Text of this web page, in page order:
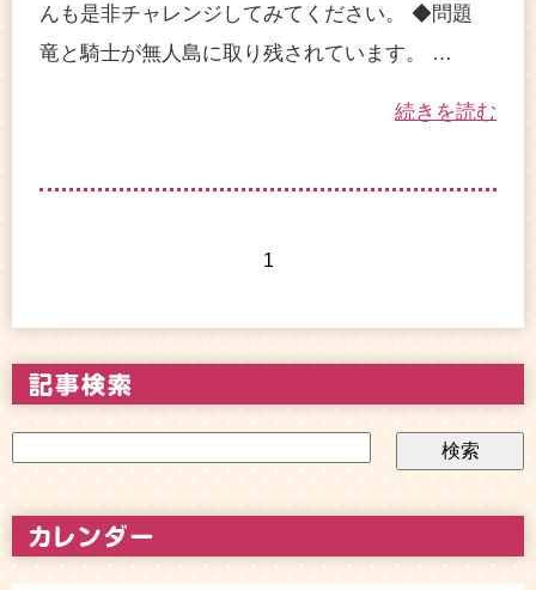
んも是非チャレンジしてみてください。 ◆問題
竜と騎士が無人島に取り残されています。 …
続きを読む
1